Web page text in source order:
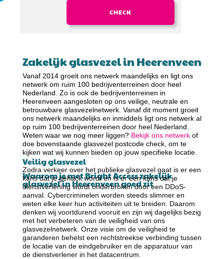
CHECK
Zakelijk glasvezel in Heerenveen
Vanaf 2014 groeit ons netwerk maandelijks en ligt ons
netwerk om ruim 100 bedrijventerreinen door heel
Nederland. Zo is ook de bedrijventerreinen in
Heerenveen aangesloten op ons veilige, neutrale en
betrouwbare glasvezelnetwerk. Vanaf dit moment groeit
ons netwerk maandelijks en inmiddels ligt ons netwerk al
op ruim 100 bedrijventerreinen door heel Nederland.
Weten waar we nog meer liggen? Bekijk ons netwerkof
doe bovenstaande glasvezel postcode check, om te
kijken wat wij kunnen bieden op jouw specifieke locatie.
Waarom je met Bright Access zakelijk
glasvezel in Heerenveen goed zit
Veilig glasvezel
Zodra verkeer over het publieke glasvezel gaat is er een
kans dat je gehack wordt en is er een kans dat je
dienstverlening wordt onderbroken door een DDoS-
aanval. Cybercriminelen worden steeds slimmer en
weten elke keer hun activiteiten uit te breiden. Daarom
denken wij voortdurend vooruit en zijn wij dagelijks bezig
met het verbeteren van de veiligheid van ons
glasvezelnetwerk. Onze visie om de veiligheid te
garanderen behelst een rechtstreekse verbinding tussen
de locatie van de eindgebruiker en de apparatuur van
de dienstverlener in het datacentrum.